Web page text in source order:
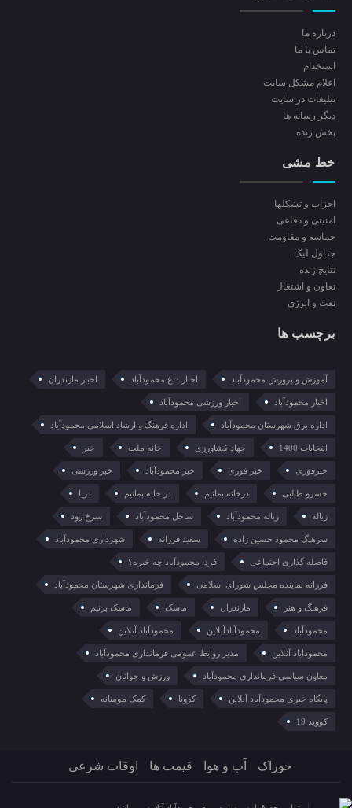
درباره ما
تماس با ما
استخدام
اعلام مشکل سایت
تبلیغات در سایت
ديگر رسانه ها
پخش زنده
خط مشی
احزاب و تشکلها
امنیتی و دفاعی
حماسه و مقاومت
جداول لیگ
نتایج زنده
تعاون و اشتغال
نفت و انرژی
برچسب ها
آموزش و پرورش محمودآباد اخبار داغ محمودآباد اخبار مازندران
اخبار محمودآباد اخبار ورزشی محمودآباد
اداره برق شهرستان محمودآباد اداره فرهنگ و ارشاد اسلامی محمودآباد
انتخابات 1400 جهاد کشاورزی خانه ملت خبر
خبرفوری خبر فوری خبر محمودآباد خبر ورزشی
خسرو طالبی درخانه بمانیم در خانه بمانیم دریا
زباله زباله محمودآباد ساحل محمودآباد سرخ رود
سرهنگ محمود حسین زاده سعید فرزانه شهرداری محمودآباد
فاصله گذاری اجتماعی فردا محمودآباد چه خبره؟
فرزانه نماینده مجلس شورای اسلامی فرمانداری شهرستان محمودآباد
فرهنگ و هنر مازندران ماسک ماسک بزنیم
محمودآباد محمودآبادآنلاین محمودآباد آنلاین
محموداباد آنلاین مدیر روابط عمومی فرمانداری محمودآباد
معاون سیاسی فرمانداری محمودآباد ورزش و جوانان
پایگاه خبری محمودآباد آنلاین کرونا کمک مومنانه
کووید 19
خوراک آب و هوا قیمت ها اوقات شرعی